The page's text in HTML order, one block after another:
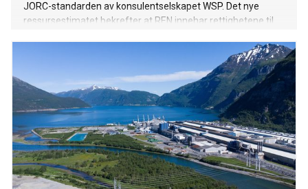
JORC-standarden av konsulentselskapet WSP. Det nye
ressursestimatet bekrefter at REN innehar rettighetene til